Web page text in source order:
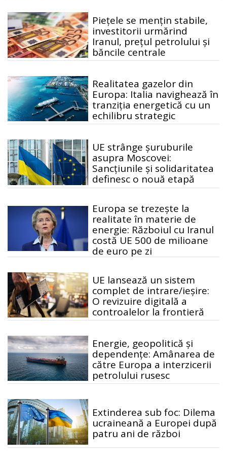
Piețele se mențin stabile,
investitorii urmărind
Iranul, prețul petrolului și
băncile centrale
Realitatea gazelor din
Europa: Italia navighează în
tranziția energetică cu un
echilibru strategic
UE strânge șuruburile
asupra Moscovei:
Sancțiunile și solidaritatea
definesc o nouă etapă
Europa se trezește la
realitate în materie de
energie: Războiul cu Iranul
costă UE 500 de milioane
de euro pe zi
UE lansează un sistem
complet de intrare/ieșire:
O revizuire digitală a
controalelor la frontieră
Energie, geopolitică și
dependențe: Amânarea de
către Europa a interzicerii
petrolului rusesc
Extinderea sub foc: Dilema
ucraineană a Europei după
patru ani de război